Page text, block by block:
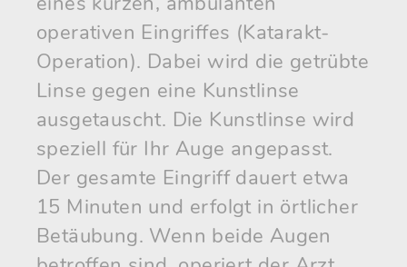
operativen Eingriffes (Katarakt-
Operation). Dabei wird die getrübte
Linse gegen eine Kunstlinse
ausgetauscht. Die Kunstlinse wird
speziell für Ihr Auge angepasst.
Der gesamte Eingriff dauert etwa
15 Minuten und erfolgt in örtlicher
Betäubung. Wenn beide Augen